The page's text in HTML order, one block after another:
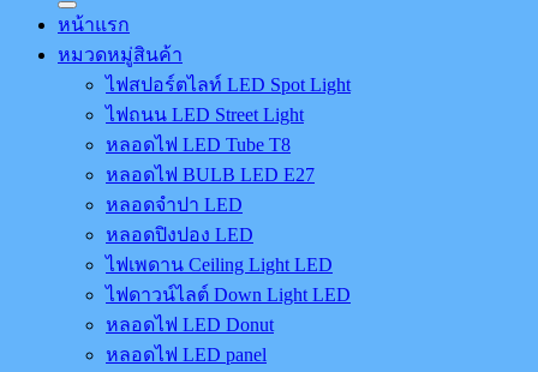
หน้าแรก
หมวดหมู่สินค้า
ไฟสปอร์ตไลท์ LED Spot Light
ไฟถนน LED Street Light
หลอดไฟ LED Tube T8
หลอดไฟ BULB LED E27
หลอดจำปา LED
หลอดปิงปอง LED
ไฟเพดาน Ceiling Light LED
ไฟดาวน์ไลต์ Down Light LED
หลอดไฟ LED Donut
หลอดไฟ LED panel